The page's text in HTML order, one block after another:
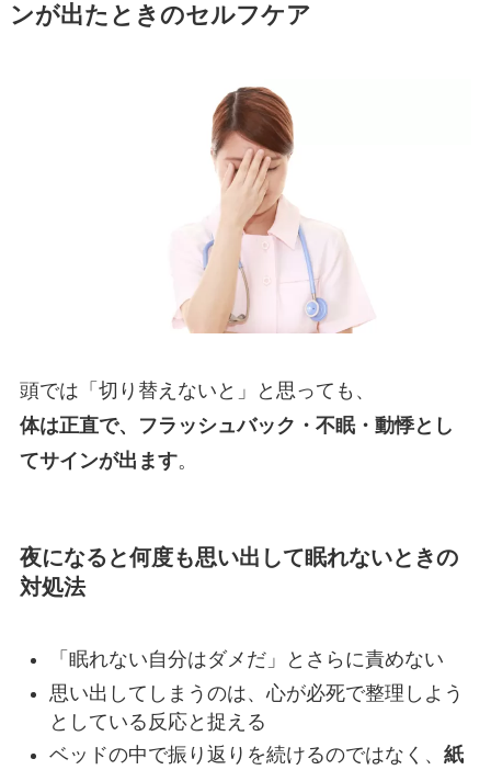
ンが出たときのセルフケア
頭では「切り替えないと」と思っても、
体は正直で、フラッシュバック・不眠・動悸とし
てサインが出ます。
夜になると何度も思い出して眠れないときの
対処法
「眠れない自分はダメだ」とさらに責めない
思い出してしまうのは、心が必死で整理しよう
としている反応と捉える
ベッドの中で振り返りを続けるのではなく、 紙